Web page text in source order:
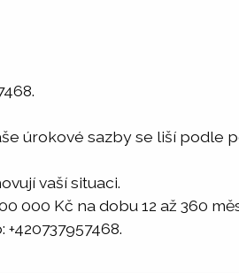
úrokové sazby se liší podle
vaší situaci.
000 Kč na dobu 12 až 360